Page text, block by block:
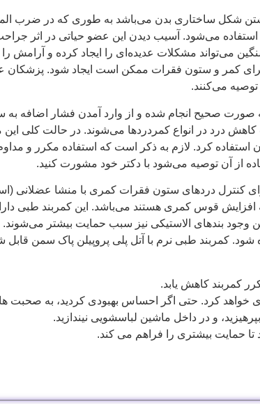
شکل ساختاری بدن می‌باشد به طوری که در ضرب
می‌شود. آسیب دیدن این عضو حیاتی در اثر
می‌تواند مشکلات عدیده‌ای را ایجاد کرده و
کمر و ستون فقرات ممکن است ایجاد شود. پزشکان
توصیه می‌کنند.
صورت صحیح انجام شده و از وارد آمدن فشار اضافه به
درد در انواع کمردردها می‌شوند. در حالت کلی این
آن استفاده کرد. لازم به ذکر است که استفاده
از آن توصیه می‌شود با دکتر خود مشورت کنید.
کنترل دردهای ستون فقرات کمری با منشا
بندهای الاستیکی نیز سبب حمایت بیشتر می‌شوند.
کمربند طبی نرم با آتل پلی پروپیلن پاک سمن قابل
كمربند كاهش يابد.
كرد. حتی اگر احساس بهبودی كرديد، به صحبت
و در داخل ماشين لباسشويی نيندازيد.
تا حمايت بيشتری را فراهم می كند.